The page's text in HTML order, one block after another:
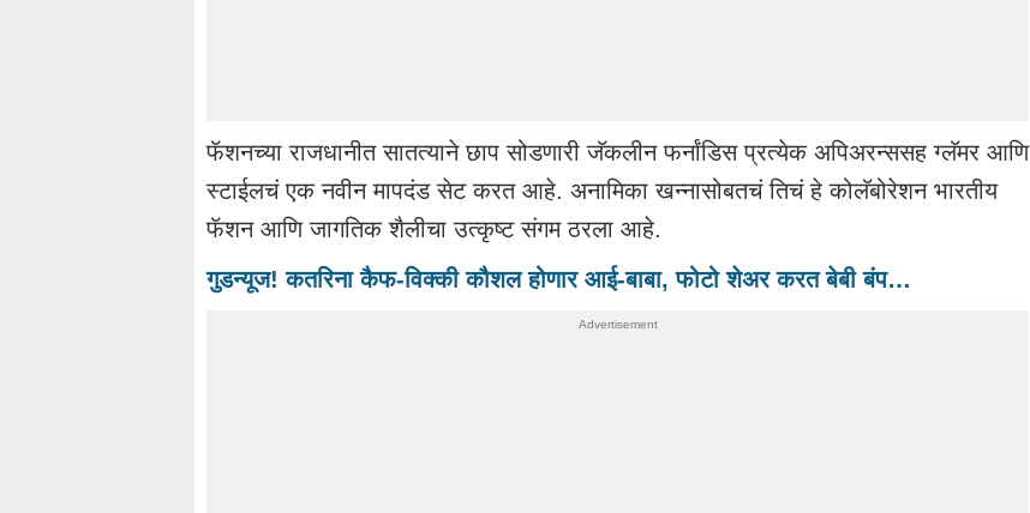
फॅशनच्या राजधानीत सातत्याने छाप सोडणारी जॅकलीन फर्नांडिस प्रत्येक अपिअरन्ससह ग्लॅमर आणि
स्टाईलचं एक नवीन मापदंड सेट करत आहे. अनामिका खन्नासोबतचं तिचं हे कोलॅबोरेशन भारतीय
फॅशन आणि जागतिक शैलीचा उत्कृष्ट संगम ठरला आहे.
गुडन्यूज! कतरिना कैफ-विक्की कौशल होणार आई-बाबा, फोटो शेअर करत बेबी बंप…